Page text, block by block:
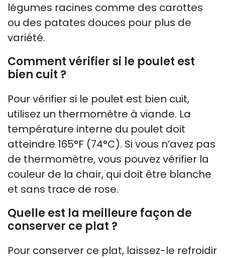
légumes racines comme des carottes
ou des patates douces pour plus de
variété.
Comment vérifier si le poulet est
bien cuit ?
Pour vérifier si le poulet est bien cuit,
utilisez un thermomètre à viande. La
température interne du poulet doit
atteindre 165°F (74°C). Si vous n’avez pas
de thermomètre, vous pouvez vérifier la
couleur de la chair, qui doit être blanche
et sans trace de rose.
Quelle est la meilleure façon de
conserver ce plat ?
Pour conserver ce plat, laissez-le refroidir